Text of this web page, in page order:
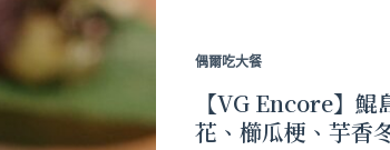
偶爾吃大餐
【VG Encore】
花、櫛瓜梗、芋香